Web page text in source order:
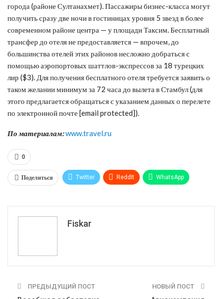
города (районе Султанахмет). Пассажиры бизнес-класса могут
получить сразу две ночи в гостиницах уровня 5 звезд в более
современном районе центра — у площади Таксим. Бесплатный
трансфер до отеля не предоставляется — впрочем, до
большинства отелей этих районов несложно добраться с
помощью аэропортовых шаттлов-экспрессов за 18 турецких
лир ($3). Для получения бесплатного отеля требуется заявить о
таком желании минимум за 72 часа до вылета в Стамбул (для
этого предлагается обращаться с указанием данных о перелете
по электронной почте [email protected]).
По материалам:www.travel.ru
0
Поделиться Twitter ReddIt WhatsApp
Fiskar
ПРЕДЫДУЩИЙ ПОСТ НОВЫЙ ПОСТ